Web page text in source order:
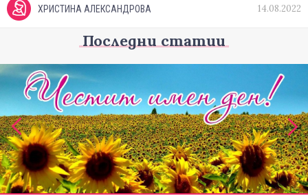
ХРИСТИНА АЛЕКСАНДРОВА 14.08.2022
Последни статии